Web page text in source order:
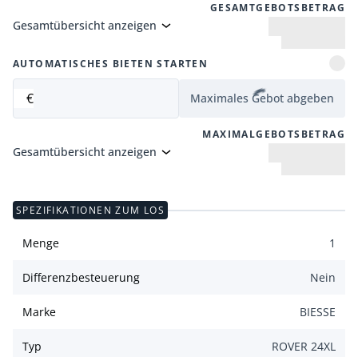
GESAMTGEBOTSBETRAG
Gesamtübersicht anzeigen
AUTOMATISCHES BIETEN STARTEN
€ Maximales Gebot abgeben
MAXIMALGEBOTSBETRAG
Gesamtübersicht anzeigen
SPEZIFIKATIONEN ZUM LOS
Menge 1
Differenzbesteuerung Nein
Marke BIESSE
Typ ROVER 24XL